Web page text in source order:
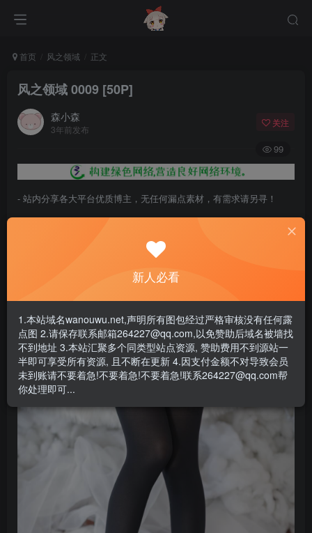
首页 风之领域 正文
风之领域 0009 [50P]
森小森
3年前发布
关注
99
- 站内分享各大平台优质博主，无任何漏点素材，有需求请另寻！
- 百度网盘提示提取码错误，请更换浏览器重试，这是百度网盘版本问
- 遇见解压密码不对、无法解压，请查看
- 资源失效/充值未到账/账号解禁...等问题请《提交工单》
新人必看
1.本站域名wanouwu.net,声明所有图包经过严格审核没有任何露
点图 2.请保存联系邮箱264227@qq.com,以免赞助后域名被墙找
不到地址 3.本站汇聚多个同类型站点资源, 赞助费用不到源站一
半即可享受所有资源, 且不断在更新 4.因支付金额不对导致会员
未到账请不要着急!不要着急!不要着急!联系264227@qq.com帮
你处理即可...